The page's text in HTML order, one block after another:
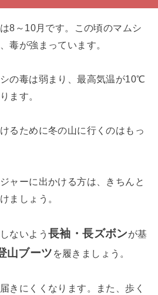
8～10月です。この頃のマムシ
毒が強まっています。
の毒は弱まり、最高気温が10℃
ます。
るために冬の山に行くのはもっ
ャーに出かける方は、きちんと
ましょう。
ないよう長袖・長ズボンが基
山ブーツ を履きましょう。
きにくくなります。また、歩く